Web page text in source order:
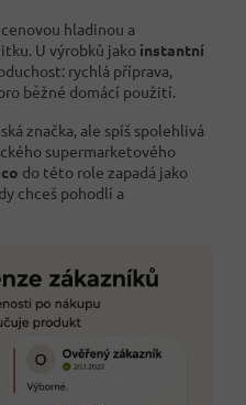
hladinou a
U výrobků jako instantní
rychlá příprava,
běžné domácí použití.
značka, ale spíš spolehlivá
supermarketového
do této role zapadá jako
chceš pohodlí a